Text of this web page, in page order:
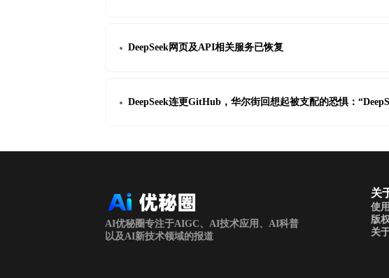
DeepSeek网页及API相关服务已恢复
DeepSeek连更GitHub，华尔街回想起被支配的恐惧：
AI优秘圈专注于AIGC、AI技术应用、AI科普
以及AI新技术领域的报道
关
使
版
关